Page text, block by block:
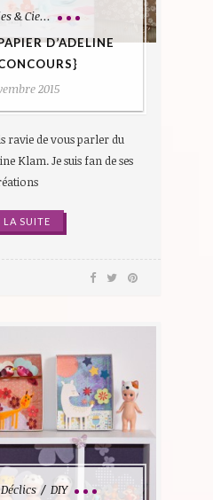
& Cie...
D’ADELINE
2015
ravie de vous parler du
Klam. Je suis fan de ses
LA SUITE
DIY